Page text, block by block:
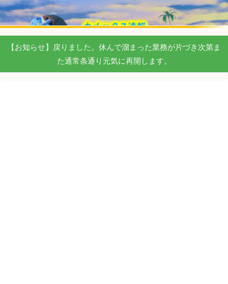
【お知らせ】戻りました。休んで溜まった業務が片づき次第ま
た通常条通り元気に再開します。